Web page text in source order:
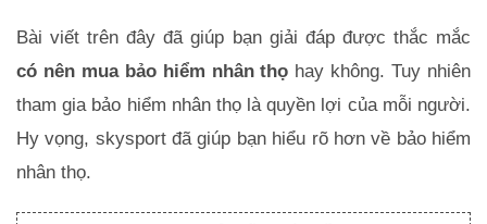
Bài viết trên đây đã giúp bạn giải đáp được thắc mắc
có nên mua bảo hiểm nhân thọ hay không. Tuy nhiên
tham gia bảo hiểm nhân thọ là quyền lợi của mỗi người.
Hy vọng, skysport đã giúp bạn hiểu rõ hơn về bảo hiểm
nhân thọ.